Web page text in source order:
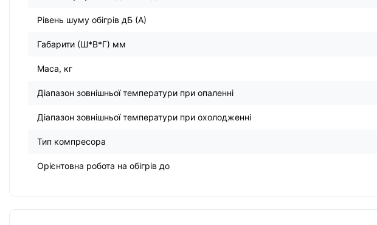
Рівень шуму обігрів дБ (А)
Габарити (Ш*В*Г) мм
Маса, кг
Діапазон зовнішньої температури при опаленні
Діапазон зовнішньої температури при охолодженні
Тип компресора
Орієнтовна робота на обігрів до